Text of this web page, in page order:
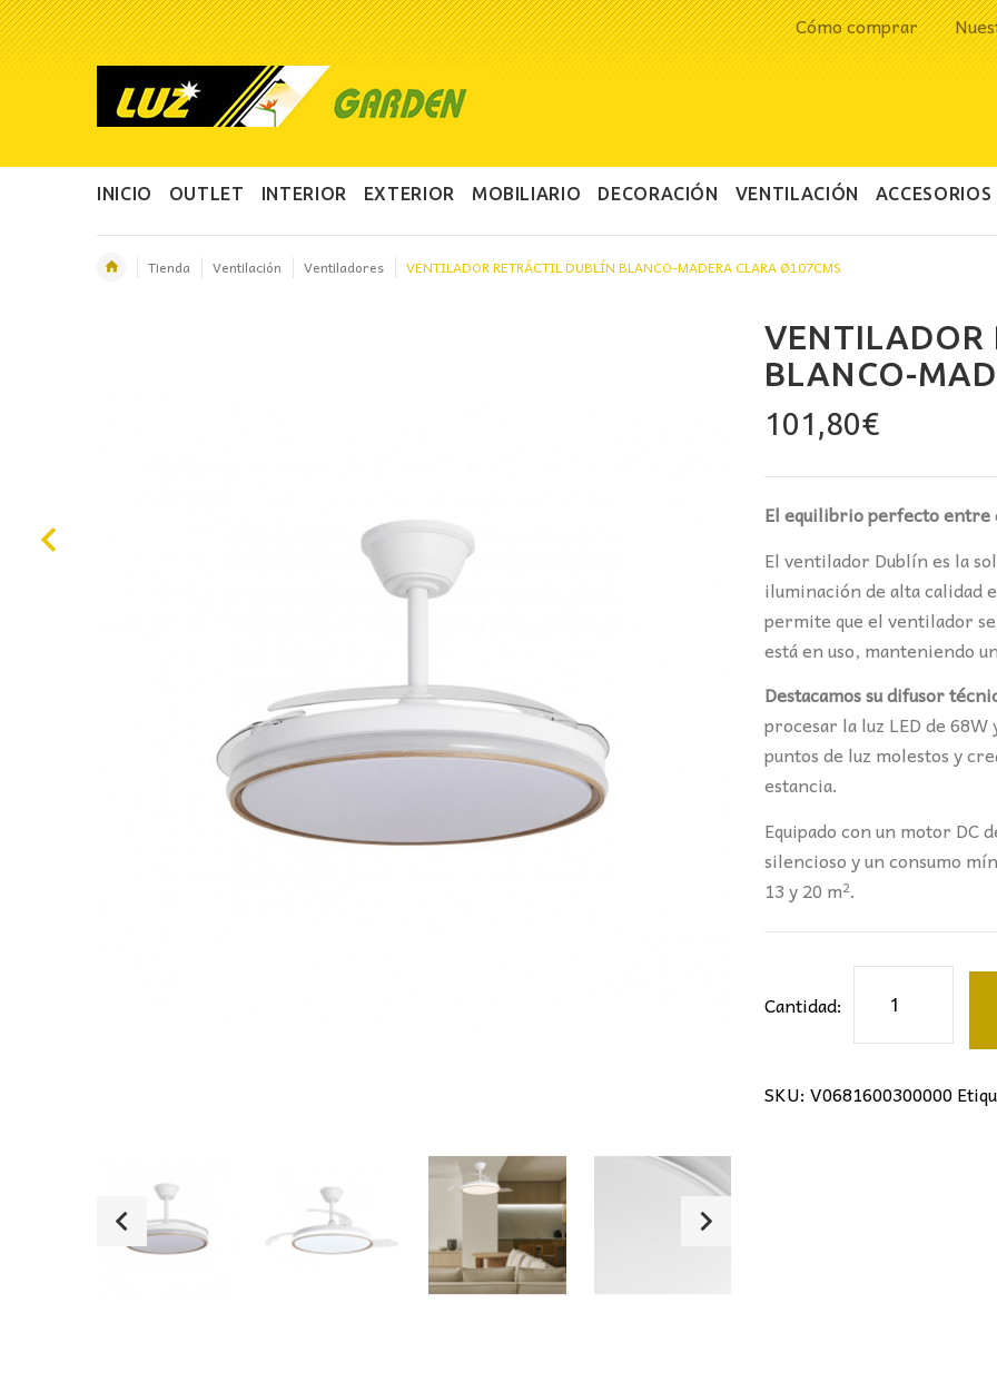
Cómo comprar
INICIO OUTLET INTERIOR EXTERIOR MOBILIARIO DECORACIÓN VENTILACIÓN ACCESORIOS
Tienda Ventilación Ventiladores VENTILADOR RETRÁCTIL DUBLÍN BLANCO-MADERA CLARA Ø107CMS
VENTILADOR
BLANCO-
101,80€
El equilibrio perfecto entre
El ventilador Dublín es la
iluminación de alta calidad
permite que el ventilador
está en uso, manteniendo
Destacamos su difusor
procesar la luz LED de
puntos de luz molestos y
estancia.
Equipado con un motor DC
silencioso y un consumo
13 y 20 m².
Cantidad:
RETRÁCTIL
DUBLÍN
MADERA
SKU: V0681600300000